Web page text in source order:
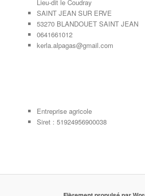
Lieu-dit le Coudray
SAINT JEAN SUR ERVE
53270 BLANDOUET SAINT JEAN
0641661012
kerla.alpagas@gmail.com
Entreprise agricole
Siret : 51924956900038